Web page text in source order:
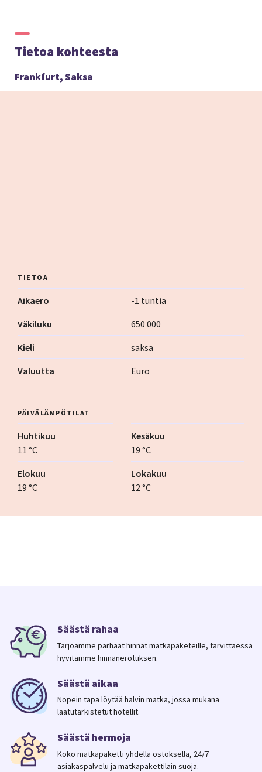
Tietoa kohteesta
Frankfurt, Saksa
TIETOA
Aikaero
-1 tuntia
Väkiluku
650 000
Kieli
saksa
Valuutta
Euro
PÄIVÄLÄMPÖTILAT
Huhtikuu
11 °C
Kesäkuu
19 °C
Elokuu
19 °C
Lokakuu
12 °C
Säästä rahaa
Tarjoamme parhaat hinnat matkapaketeille, tarvittaessa
hyvitämme hinnanerotuksen.
Säästä aikaa
Nopein tapa löytää halvin matka, jossa mukana
laatutarkistetut hotellit.
Säästä hermoja
Koko matkapaketti yhdellä ostoksella, 24/7
asiakaspalvelu ja matkapakettilain suoja.